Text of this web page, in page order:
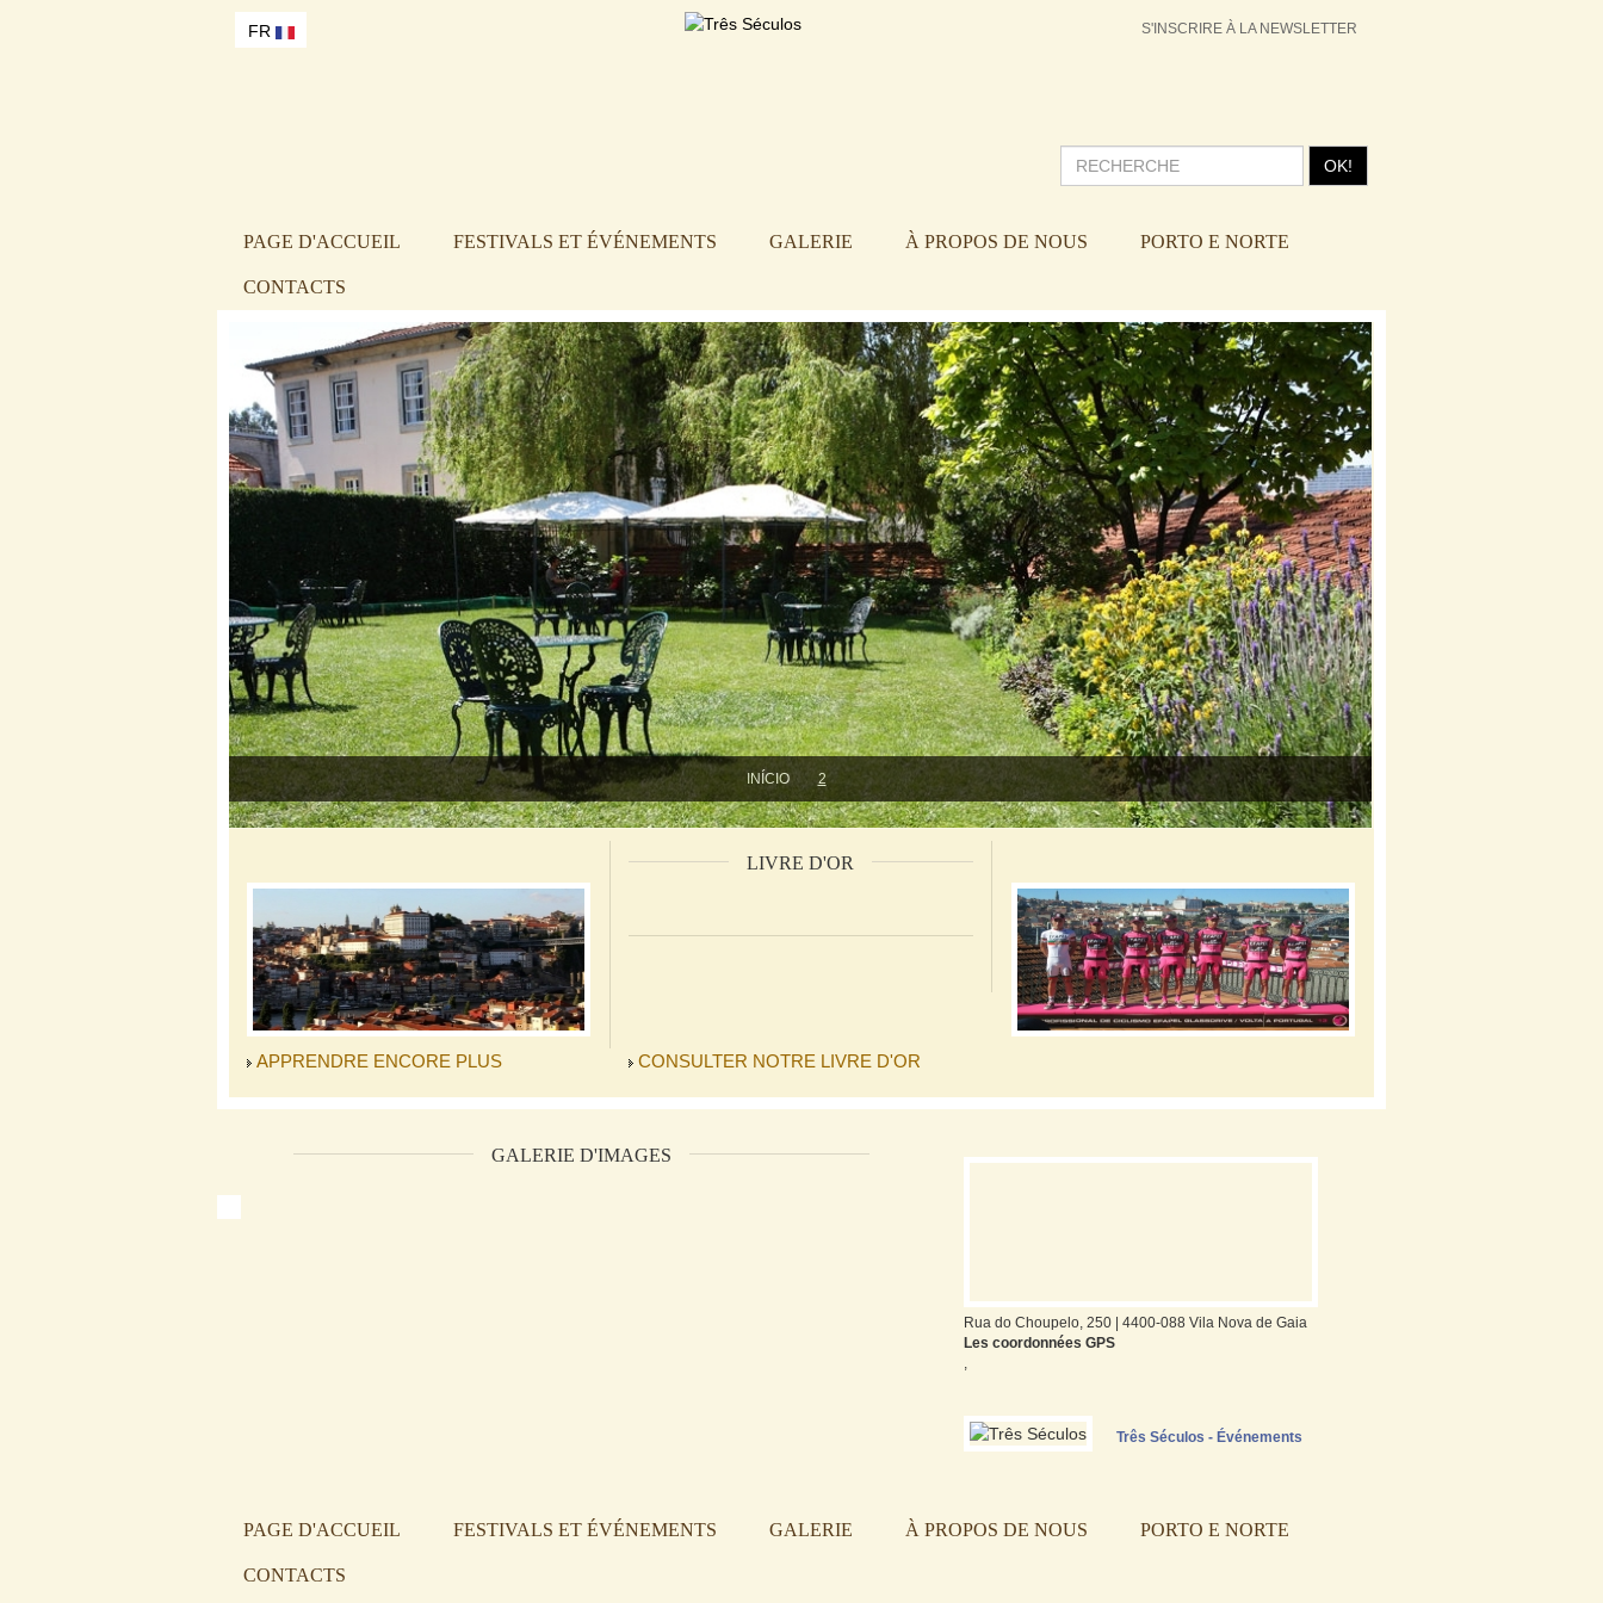
FR S'INSCRIRE À LA NEWSLETTER
OK!
PAGE D'ACCUEIL FESTIVALS ET ÉVÉNEMENTS GALERIE À PROPOS DE NOUS PORTO E NORTE
CONTACTS
INÍCIO 2
LIVRE D'OR
APPRENDRE ENCORE PLUS CONSULTER NOTRE LIVRE D'OR
GALERIE D'IMAGES
Rua do Choupelo, 250 | 4400-088 Vila Nova de Gaia
Les coordonnées GPS
,
Três Séculos - Événements
PAGE D'ACCUEIL FESTIVALS ET ÉVÉNEMENTS GALERIE À PROPOS DE NOUS PORTO E NORTE
CONTACTS